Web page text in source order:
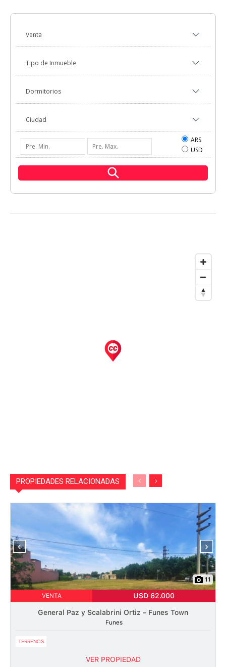
ARS
USD
PROPIEDADES RELACIONADAS
‹ ›
11
VENTA USD 62.000
General Paz y Scalabrini Ortiz – Funes Town
Funes
TERRENOS
VER PROPIEDAD